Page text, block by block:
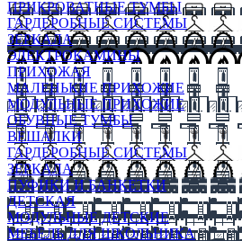
ПРИКРОВАТНЫЕ ТУМБЫ
ГАРДЕРОБНЫЕ СИСТЕМЫ
ЗЕРКАЛА
ЭЛЕКТРОКАМИНЫ
ПРИХОЖАЯ
МАЛЕНЬКИЕ ПРИХОЖИЕ
МОДУЛЬНЫЕ ПРИХОЖИЕ
ОБУВНЫЕ ТУМБЫ
ВЕШАЛКИ
ГАРДЕРОБНЫЕ СИСТЕМЫ
ЗЕРКАЛА
ПУФИКИ И БАНКЕТКИ
ДЕТСКАЯ
МОДУЛЬНЫЕ ДЕТСКИЕ
МЕБЕЛЬ ДЛЯ ШКОЛЬНИКА